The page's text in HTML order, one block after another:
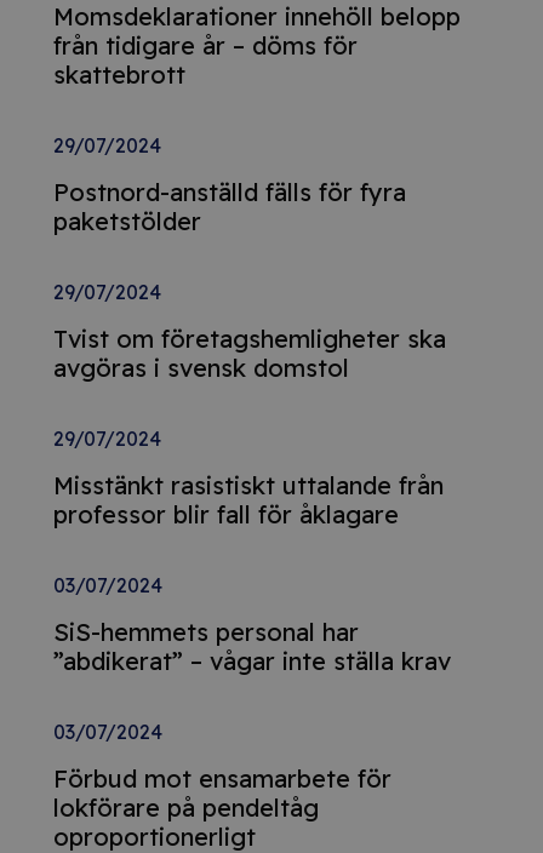
Momsdeklarationer innehöll belopp
från tidigare år – döms för
skattebrott
29/07/2024
Postnord-anställd fälls för fyra
paketstölder
29/07/2024
Tvist om företagshemligheter ska
avgöras i svensk domstol
29/07/2024
Misstänkt rasistiskt uttalande från
professor blir fall för åklagare
03/07/2024
SiS-hemmets personal har
”abdikerat” – vågar inte ställa krav
03/07/2024
Förbud mot ensamarbete för
lokförare på pendeltåg
oproportionerligt